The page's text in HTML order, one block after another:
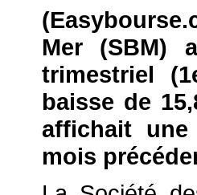
Mer (SBM)
trimestriel
baisse de
affichait
mois